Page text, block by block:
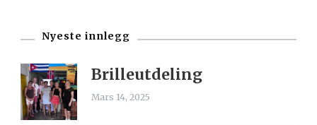
Nyeste innlegg
Brilleutdeling
Mars 14, 2025